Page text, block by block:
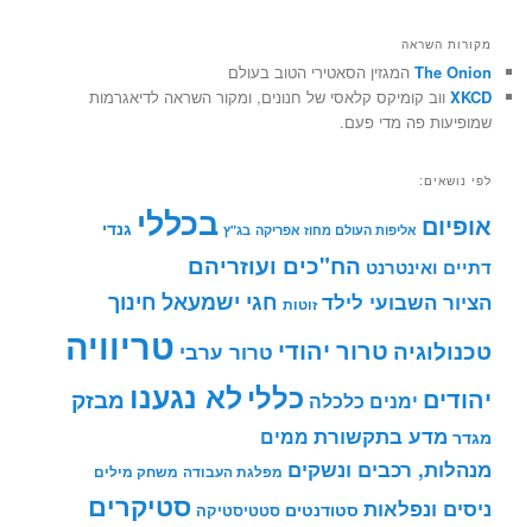
מקורות השראה
The Onion המגזין הסאטירי הטוב בעולם
XKCD ווב קומיקס קלאסי של חנונים, ומקור השראה לדיאגרמות
שמופיעות פה מדי פעם.
לפי נושאים:
אופיום אליפות העולם מחוז אפריקה בג"ץ בכללי גנדי
דתיים ואינטרנט הח"כים ועוזריהם
הציור השבועי לילד זוטות חגי ישמעאל חינוך
טכנולוגיה טרור יהודי טרור ערבי טריוויה
יהודים ימנים כלכלה כללי לא נגענו מבזק
מגדר מדע בתקשורת ממים
מנהלות, רכבים ונשקים מפלגת העבודה משחק מילים
ניסים ונפלאות סטודנטים סטטיסטיקה סטיקרים